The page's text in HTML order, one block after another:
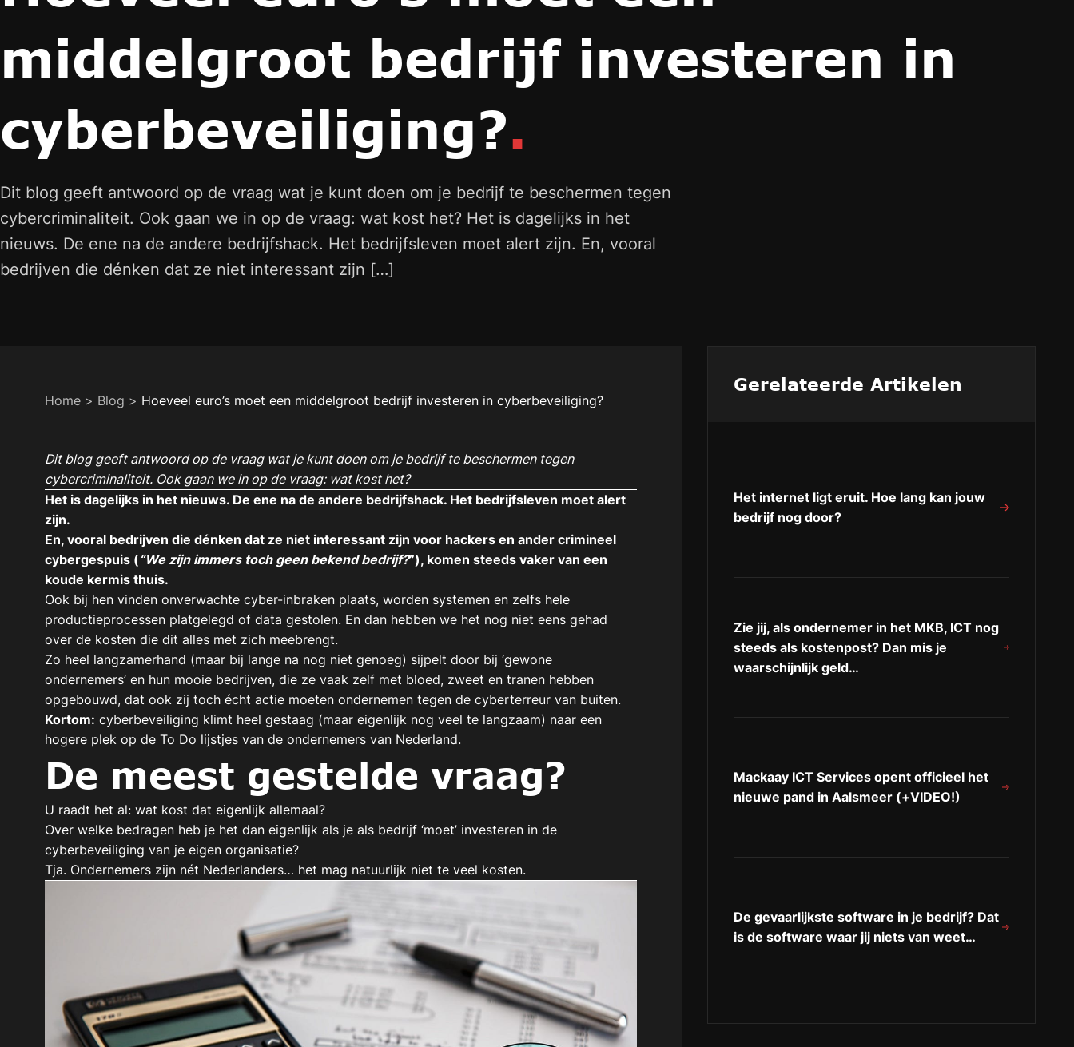
middelgroot bedrijf investeren in
cyberbeveiliging?.
Dit blog geeft antwoord op de vraag wat je kunt doen om je bedrijf te beschermen tegen
cybercriminaliteit. Ook gaan we in op de vraag: wat kost het? Het is dagelijks in het
nieuws. De ene na de andere bedrijfshack. Het bedrijfsleven moet alert zijn. En, vooral
bedrijven die dénken dat ze niet interessant zijn […]
Home > Blog > Hoeveel euro’s moet een middelgroot bedrijf investeren in cyberbeveiliging?
Dit blog geeft antwoord op de vraag wat je kunt doen om je bedrijf te beschermen tegen
cybercriminaliteit. Ook gaan we in op de vraag: wat kost het?
Het is dagelijks in het nieuws. De ene na de andere bedrijfshack. Het bedrijfsleven moet alert
zijn.
En, vooral bedrijven die dénken dat ze niet interessant zijn voor hackers en ander crimineel
cybergespuis ( “We zijn immers toch geen bekend bedrijf?”), komen steeds vaker van een
koude kermis thuis.
Ook bij hen vinden onverwachte cyber-inbraken plaats, worden systemen en zelfs hele
productieprocessen platgelegd of data gestolen. En dan hebben we het nog niet eens gehad
over de kosten die dit alles met zich meebrengt.
Zo heel langzamerhand (maar bij lange na nog niet genoeg) sijpelt door bij ‘gewone
ondernemers’ en hun mooie bedrijven, die ze vaak zelf met bloed, zweet en tranen hebben
opgebouwd, dat ook zij toch écht actie moeten ondernemen tegen de cyberterreur van buiten.
Kortom: cyberbeveiliging klimt heel gestaag (maar eigenlijk nog veel te langzaam) naar een
hogere plek op de To Do lijstjes van de ondernemers van Nederland.
De meest gestelde vraag?
U raadt het al: wat kost dat eigenlijk allemaal?
Over welke bedragen heb je het dan eigenlijk als je als bedrijf ‘moet’ investeren in de
cyberbeveiliging van je eigen organisatie?
Tja. Ondernemers zijn nét Nederlanders… het mag natuurlijk niet te veel kosten.
Gerelateerde Artikelen
Het internet ligt eruit. Hoe lang kan jouw
bedrijf nog door?
Zie jij, als ondernemer in het MKB, ICT nog
steeds als kostenpost? Dan mis je
waarschijnlijk geld…
Mackaay ICT Services opent officieel het
nieuwe pand in Aalsmeer (+VIDEO!)
De gevaarlijkste software in je bedrijf? Dat
is de software waar jij niets van weet…